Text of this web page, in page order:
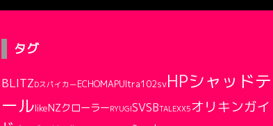
タグ
BLITZDスパイカーECHOMAPUltra102svHPシャッドテ
ールlikeNZクローラーRYUGISVSBTALEXX5 オリキンガイ